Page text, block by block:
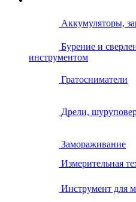
Аккумуляторы,
Бурение и
инструментом
Гратосниматели
Дрели,
Замораживание
Измерительная
Инструмент для